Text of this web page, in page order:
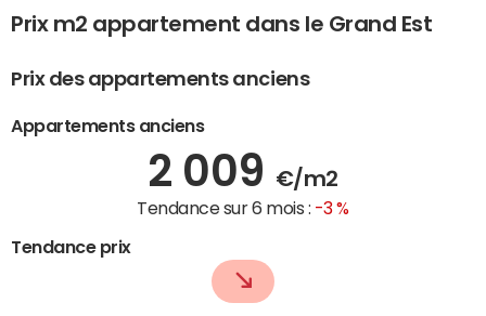
Prix m2 appartement dans le Grand Est
Prix des appartements anciens
Appartements anciens
2 009 €/m2
Tendance sur 6 mois : -3 %
Tendance prix